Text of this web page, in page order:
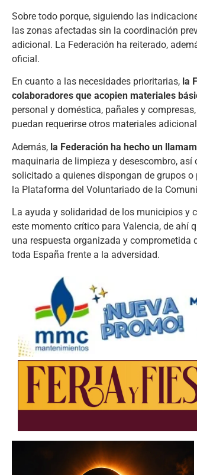
Sobre todo porque, siguiendo las
las zonas afectadas sin la coordinación
adicional. La Federación ha reiterado,
oficial.
En cuanto a las necesidades prioritarias, la
colaboradores que acopien materiales
personal y doméstica, pañales y
puedan requerirse otros materiales
Además, la Federación ha hecho un
maquinaria de limpieza y desescombro,
solicitado a quienes dispongan de grupos
la Plataforma del Voluntariado de la
La ayuda y solidaridad de los municipios y
este momento crítico para Valencia, de ahí
una respuesta organizada y
toda España frente a la adversidad.